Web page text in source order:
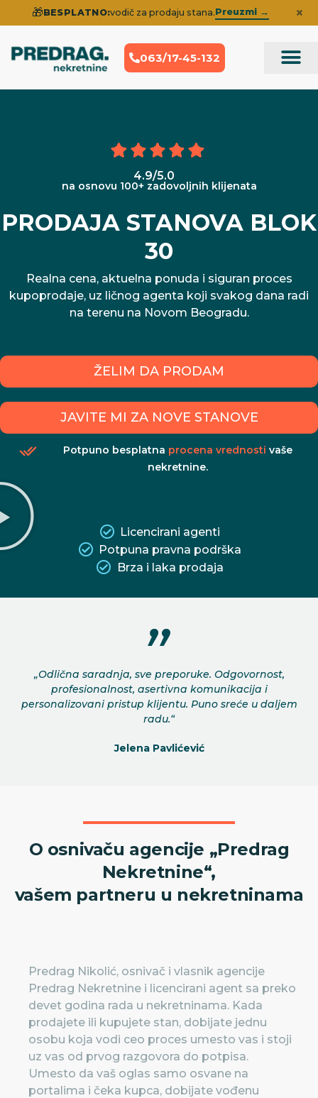
🎁BESPLATNO:vodič za prodaju stana.Preuzmi → ×
063/17-45-132
4.9/5.0
na osnovu 100+ zadovoljnih klijenata
PRODAJA STANOVA BLOK
30
Realna cena, aktuelna ponuda i siguran proces
kupoprodaje, uz ličnog agenta koji svakog dana radi
na terenu na Novom Beogradu.
ŽELIM DA PRODAM
JAVITE MI ZA NOVE STANOVE
Potpuno besplatna procena vrednosti vaše
nekretnine.
Licencirani agenti
Potpuna pravna podrška
Brza i laka prodaja
„Odlična saradnja, sve preporuke. Odgovornost,
profesionalnost, asertivna komunikacija i
personalizovani pristup klijentu. Puno sreće u daljem
radu.“
Jelena Pavlićević
O osnivaču agencije „Predrag
Nekretnine“,
vašem partneru u nekretninama
Predrag Nikolić, osnivač i vlasnik agencije
Predrag Nekretnine i licencirani agent sa preko
devet godina rada u nekretninama. Kada
prodajete ili kupujete stan, dobijate jednu
osobu koja vodi ceo proces umesto vas i stoji
uz vas od prvog razgovora do potpisa.
Umesto da vaš oglas samo osvane na
portalima i čeka kupca, dobijate vođenu